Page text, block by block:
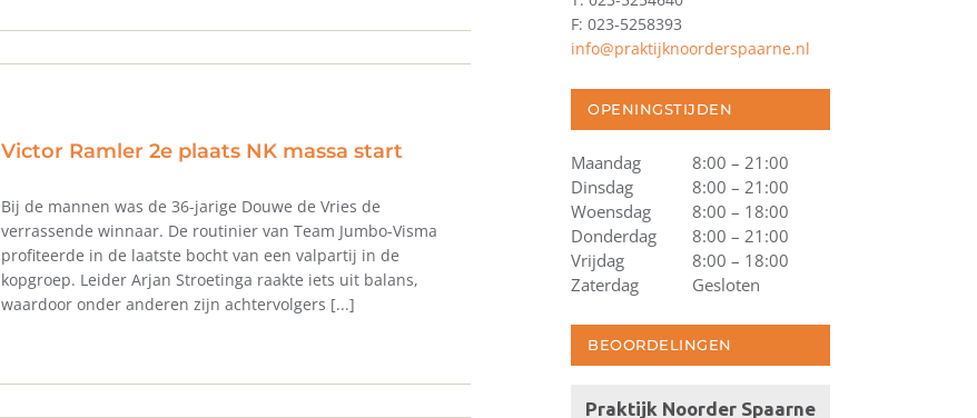
Victor Ramler 2e plaats NK massa start
Bij de mannen was de 36-jarige Douwe de Vries de
verrassende winnaar. De routinier van Team Jumbo-Visma
profiteerde in de laatste bocht van een valpartij in de
kopgroep. Leider Arjan Stroetinga raakte iets uit balans,
waardoor onder anderen zijn achtervolgers [...]
F: 023-5258393
info@praktijknoorderspaarne.nl
OPENINGSTIJDEN
Maandag
8:00 – 21:00
Dinsdag
8:00 – 21:00
Woensdag
8:00 – 18:00
Donderdag
8:00 – 21:00
Vrijdag
8:00 – 18:00
Zaterdag
Gesloten
BEOORDELINGEN